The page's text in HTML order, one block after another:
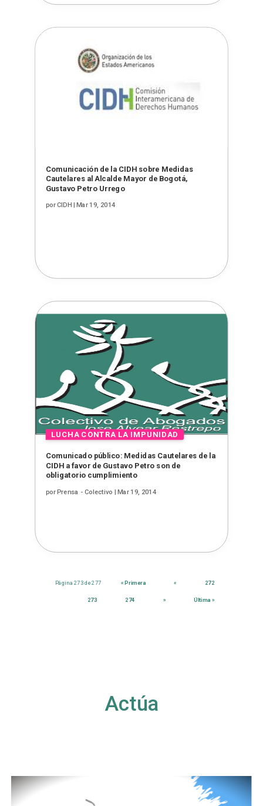
Comunicación de la CIDH sobre Medidas
Cautelares al Alcalde Mayor de Bogotá,
Gustavo Petro Urrego
porCIDH| Mar 19, 2014
Comunicado público: Medidas Cautelares de la
CIDH a favor de Gustavo Petro son de
obligatorio cumplimiento
porPrensa - Colectivo | Mar 19, 2014
Página 273 de 277 « Primera « 272
273 274 » Última »
Actúa